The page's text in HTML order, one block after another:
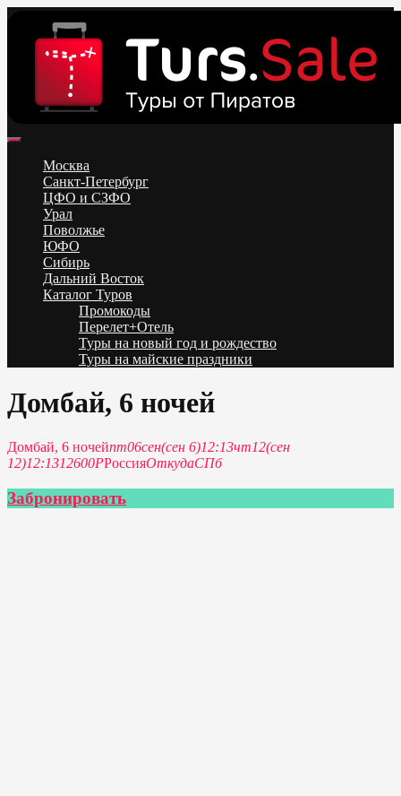
content
Низкие цены на путевки 3-7-10 ночей все включено, отдых на
море. Распродажа экскурсионных и горнолыжных туров.
Обновление каждый день. Официальный сайт Тур Сейл
Москва
Санкт-Петербург
ЦФО и СЗФО
Урал
Поволжье
ЮФО
Сибирь
Дальний Восток
Каталог Туров
Промокоды
Перелет+Отель
Туры на новый год и рождество
Туры на майские праздники
Домбай, 6 ночей
Домбай, 6 ночейпт06сен(сен 6)12:13чт12(сен
12)12:1312600РРоссияОткудаСПб
Забронировать